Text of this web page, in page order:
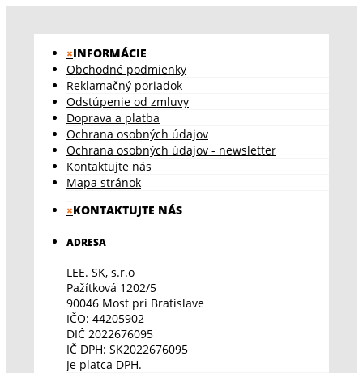
×INFORMÁCIE
Obchodné podmienky
Reklamačný poriadok
Odstúpenie od zmluvy
Doprava a platba
Ochrana osobných údajov
Ochrana osobných údajov - newsletter
Kontaktujte nás
Mapa stránok
×KONTAKTUJTE NÁS
ADRESA
LEE. SK, s.r.o
Pažítková 1202/5
90046 Most pri Bratislave
IČO: 44205902
DIČ 2022676095
IČ DPH: SK2022676095
Je platca DPH.